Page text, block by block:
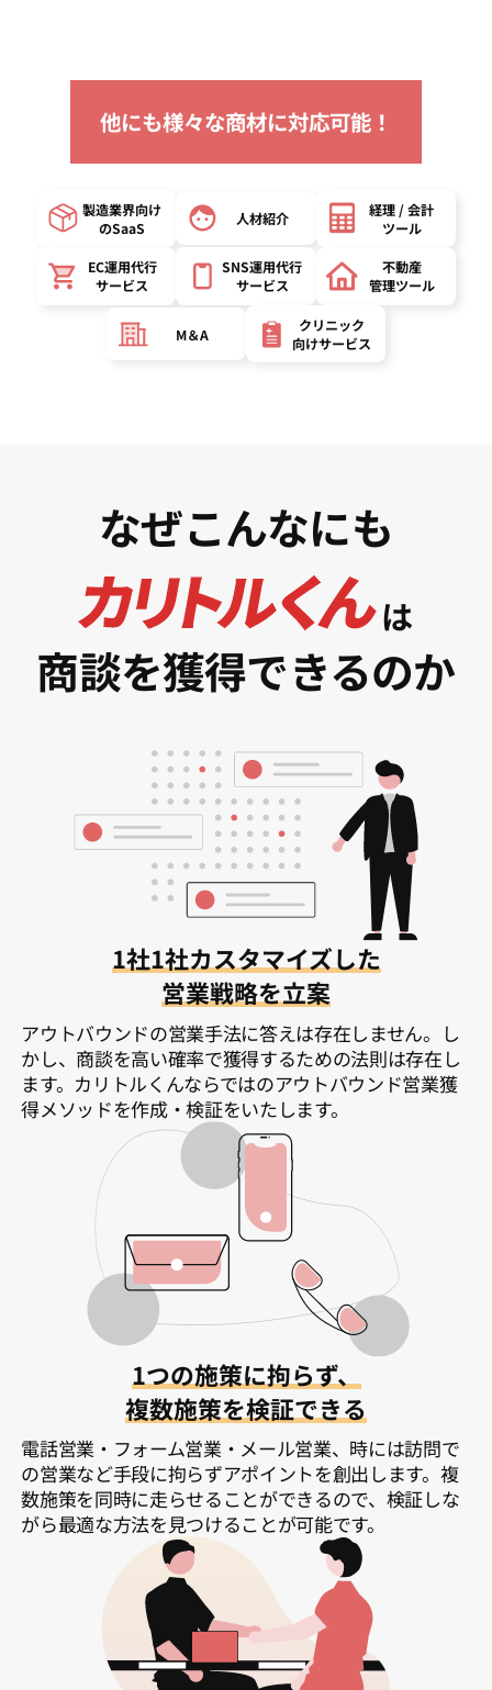
他にも様々な商材に対応可能！
製造業界向け
のSaaS 人材紹介
経理 / 会計
ツール
EC運用代行
サービス
SNS運用代行
サービス
不動産
管理ツール
M＆A
クリニック
向けサービス
なぜこんなにも
は
商談を獲得できるのか
1社1社カスタマイズした
営業戦略を立案
アウトバウンドの営業手法に答えは存在しません。し
かし、商談を高い確率で獲得するための法則は存在し
ます。カリトルくんならではのアウトバウンド営業獲
得メソッドを作成・検証をいたします。
1つの施策に拘らず、
複数施策を検証できる
電話営業・フォーム営業・メール営業、時には訪問で
の営業など手段に拘らずアポイントを創出します。複
数施策を同時に走らせることができるので、検証しな
がら最適な方法を見つけることが可能です。